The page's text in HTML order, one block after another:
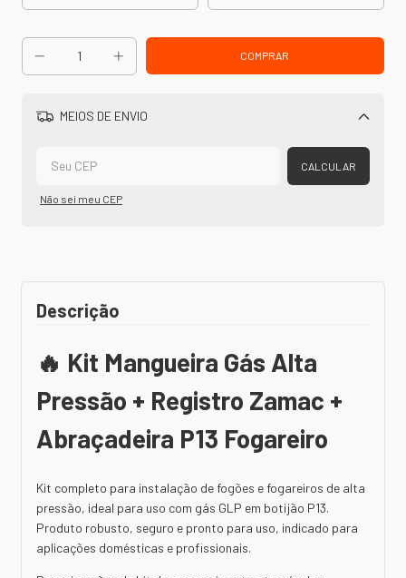
MEIOS DE ENVIO
Alterar CEP
CALCULAR
Não sei meu CEP
Descrição
🔥 Kit Mangueira Gás Alta
Pressão + Registro Zamac +
Abraçadeira P13 Fogareiro
Kit completo para instalação de fogões e fogareiros de alta
pressão, ideal para uso com gás GLP em botijão P13.
Produto robusto, seguro e pronto para uso, indicado para
aplicações domésticas e profissionais.